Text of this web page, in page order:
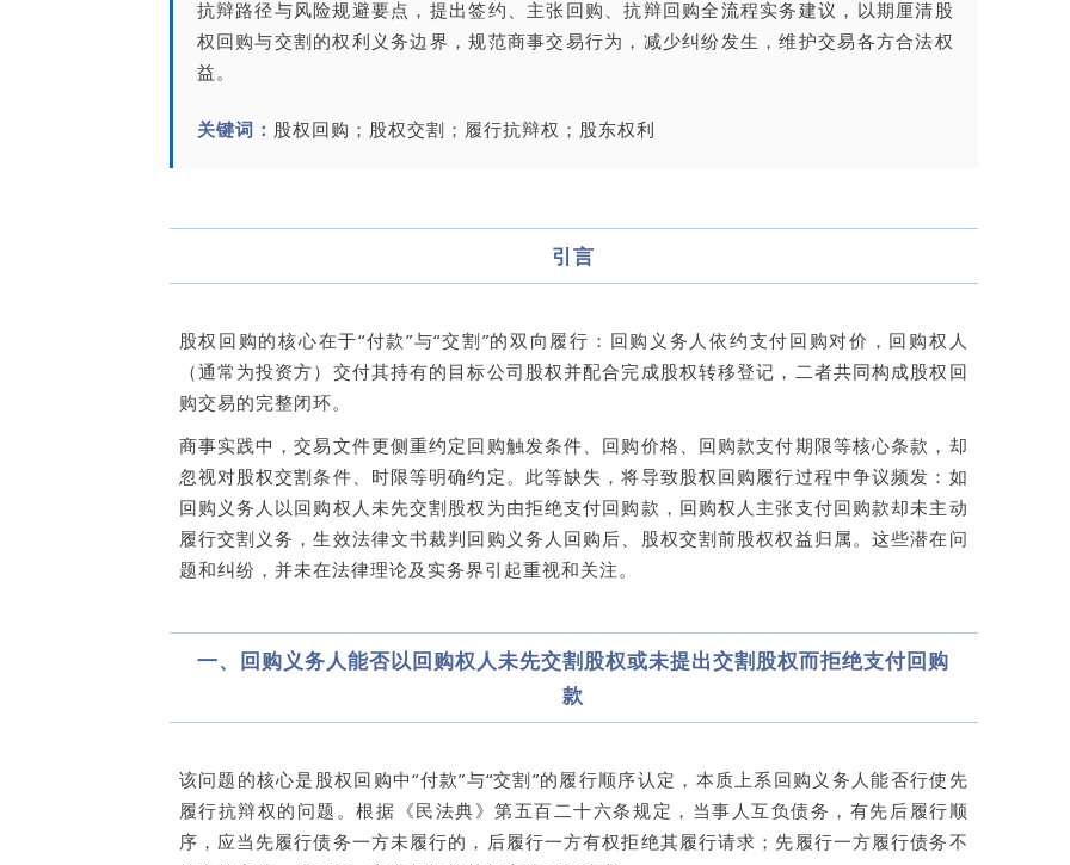
抗辩路径与风险规避要点，提出签约、主张回购、抗辩回购全流程实务建议，以期厘清股
权回购与交割的权利义务边界，规范商事交易行为，减少纠纷发生，维护交易各方合法权
益。
关键词： 股权回购； 股权交割 ；履行抗辩权；股东权利
引言
股权回购的核心在于“付款”与“交割”的双向履行：回购义务人依约支付回购对价，回购权人
（通常为投资方）交付其持有的目标公司股权并配合完成股权转移登记 ，二者共同构成股权回
购交易的完整闭环。
商事实践中，交易文件更侧重约定回购触发条件、回购价格、回购款支付期限等核心条款，却
忽视对股权交割条件、时限等明确约定。此等缺失，将导致股权回购履行过程中争议频发：如
回购义务人以回购权人未先交割股权为由拒绝支付回购款，回购权人主张支付回购款却未主动
履行交割义务，生效法律文书裁判回购义务人回购后、股权交割前股权权益归属。这些潜在问
题和纠纷，并未在法律理论及实务界引起重视和关注。
一、回购义务人能否以回购权人未先交割股权或未提出交割股权而拒绝支付回购
款
该问题的核心是股权回购中“付款”与“交割”的履行顺序认定，本质上系回购义务人能否行使 先
履行抗辩权的问题。根据《民法典》第五百二十六条规定，当事人互负债务，有先后履行顺
序，应当先履行债务一方未履行的，后履行一方有权拒绝其履行请求；先履行一方履行债务不